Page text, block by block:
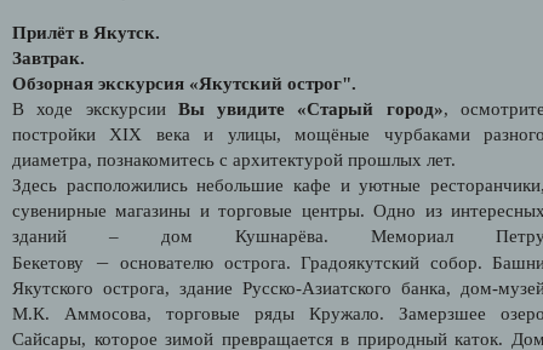
Прилёт в Якутск.
Завтрак.
Обзорная экскурсия «Якутский острог".
В ходе экскурсии Вы увидите «Старый город»,
постройки XIX века и улицы, мощёные чурбаками
диаметра, познакомитесь с архитектурой прошлых лет.
Здесь расположились небольшие кафе и уютные
сувенирные магазины и торговые центры. Одно из
зданий – дом Кушнарёва. Мемориал
Бекетову
— основателю острога. Градоякутский собор.
Якутского острога, здание Русско-Азиатского банка, дом-
М.К. Аммосова, торговые ряды Кружало. Замерзшее
Сайсары, которое зимой превращается в природный каток.